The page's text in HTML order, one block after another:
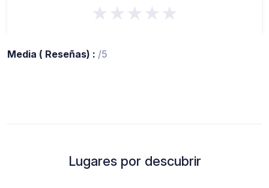
★★★★★
Media ( Reseñas) : /5
Lugares por descubrir